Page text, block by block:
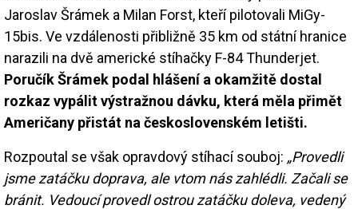
Jaroslav Šrámek a Milan Forst, kteří pilotovali MiGy-
15bis. Ve vzdálenosti přibližně 35 km od státní hranice
narazili na dvě americké stíhačky F-84 Thunderjet.
Poručík Šrámek podal hlášení a okamžitě dostal
rozkaz vypálit výstražnou dávku, která měla přimět
Američany přistát na československém letišti.
Rozpoutal se však opravdový stíhací souboj: „Provedli
jsme zatáčku doprava, ale vtom nás zahlédli. Začali se
bránit. Vedoucí provedl ostrou zatáčku doleva, vedený